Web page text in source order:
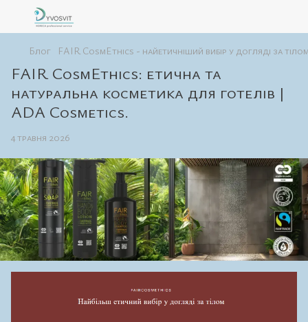
Блог FAIR CosmEthics - найетичніший вибір у догляді за
FAIR CosmEthics: етична та
натуральна косметика для готелів |
ADA Cosmetics.
4 травня 2026